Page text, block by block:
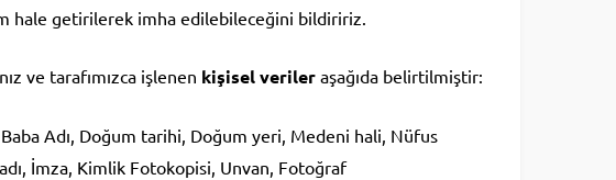
hale getirilerek imha edilebileceğini bildiririz.
ve tarafımızca işlenen kişisel veriler aşağıda belirtilmiştir:
Adı, Doğum tarihi, Doğum yeri, Medeni hali, Nüfus
İmza, Kimlik Fotokopisi, Unvan, Fotoğraf